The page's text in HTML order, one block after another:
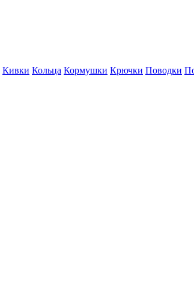
Кивки Кольца Кормушки Крючки Поводки